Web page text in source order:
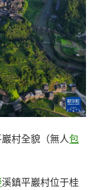
村全貌（無人包
溪鎮平巖村位于桂